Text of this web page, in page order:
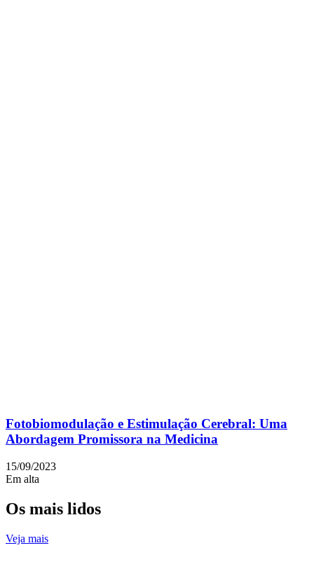
Fotobiomodulação e Estimulação Cerebral: Uma
Abordagem Promissora na Medicina
15/09/2023
Em alta
Os mais lidos
Veja mais